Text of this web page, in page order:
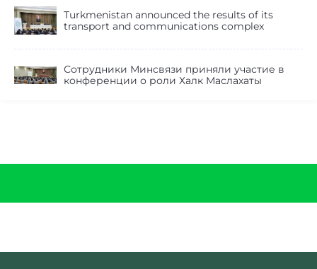
Turkmenistan announced the results of its
transport and communications complex
Сотрудники Минсвязи приняли участие в
конференции о роли Халк Маслахаты